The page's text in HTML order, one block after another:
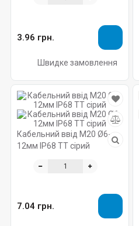
3.96 грн.
Швидке замовлення
Кабельний ввід M20 Ø6-
12мм IP68 TT сірий
7.04 грн.